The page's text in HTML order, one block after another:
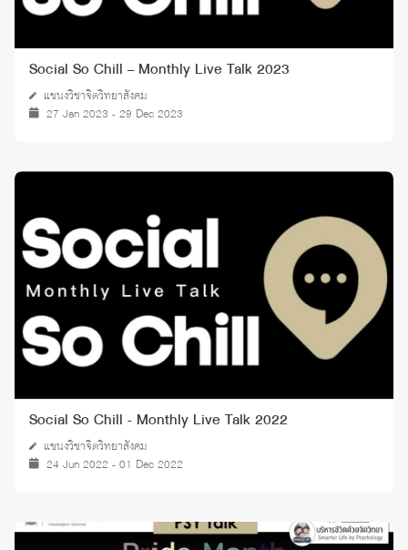
Social So Chill – Monthly Live Talk 2023
แขนงวิชาจิตวิทยาสังคม
27 Jan 2023 - 29 Dec 2023
Social So Chill - Monthly Live Talk 2022
แขนงวิชาจิตวิทยาสังคม
24 Jun 2022 - 01 Dec 2022